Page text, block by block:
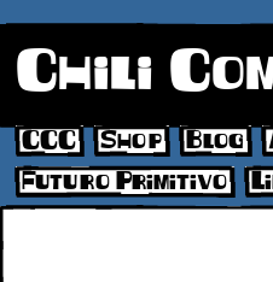
Chili
CCC Shop Blog
Futuro Primitivo